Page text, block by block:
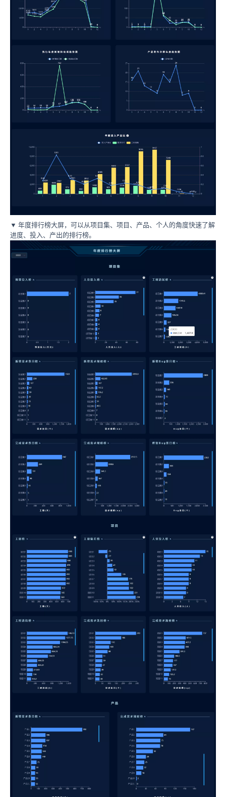
▼ 年度排行榜大屏，可以从项目集、项目、产品、个人的角度快速了解
进度、投入、产出的排行榜。